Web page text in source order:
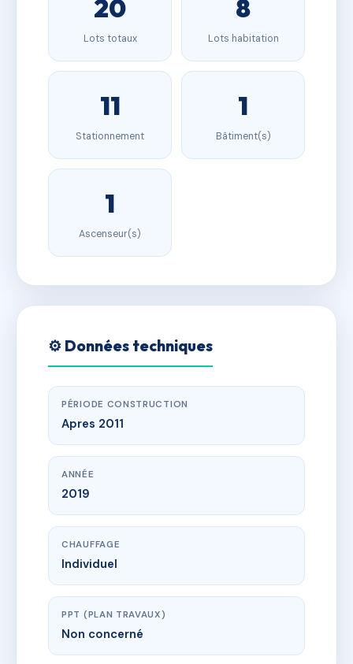
20
Lots totaux
8
Lots habitation
11
Stationnement
1
Bâtiment(s)
1
Ascenseur(s)
⚙️ Données techniques
PÉRIODE CONSTRUCTION
Apres 2011
ANNÉE
2019
CHAUFFAGE
Individuel
PPT (PLAN TRAVAUX)
Non concerné